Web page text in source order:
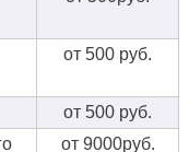
от 500 руб.
от 500 руб.
от 9000руб.